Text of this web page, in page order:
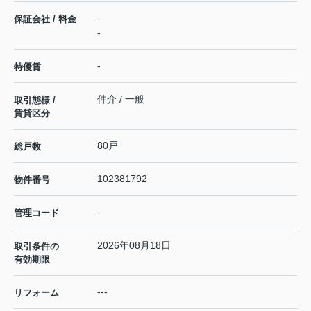
保証会社 / 料金
-
-
特優賃 -
取引態様 /
賃貸区分
仲介 / 一般
総戸数 80戸
物件番号 102381792
管理コード -
取引条件の
有効期限
2026年08月18日
リフォーム ---